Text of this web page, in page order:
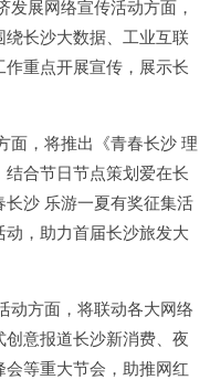
发展网络宣传活动方面，
长沙大数据、工业互联
重点开展宣传，展示长
面，将推出《青春长沙 理
合节日节点策划爱在长
沙 乐游一夏有奖征集活
，助力首届长沙旅发大
动方面，将联动各大网络
意报道长沙新消费、夜
等重大节会，助推网红